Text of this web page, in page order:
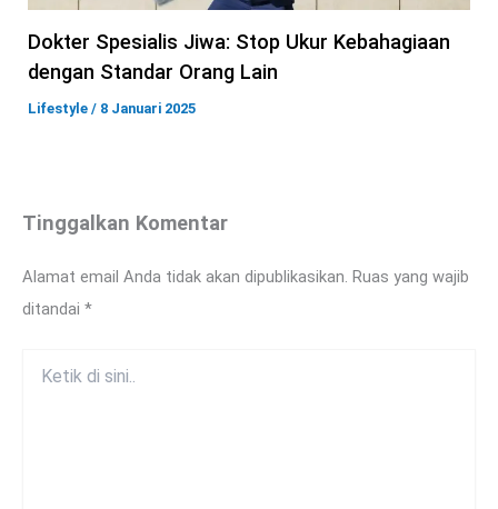
Dokter Spesialis Jiwa: Stop Ukur Kebahagiaan
dengan Standar Orang Lain
Lifestyle / 8 Januari 2025
Tinggalkan Komentar
Alamat email Anda tidak akan dipublikasikan. Ruas yang wajib
ditandai *